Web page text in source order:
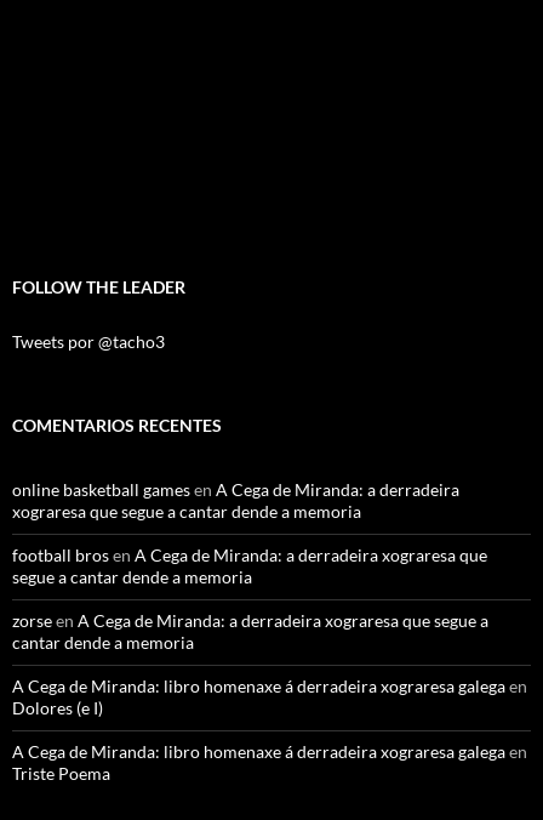
FOLLOW THE LEADER
Tweets por @tacho3
COMENTARIOS RECENTES
online basketball gamesen A Cega de Miranda: a derradeira
xograresa que segue a cantar dende a memoria
football brosen A Cega de Miranda: a derradeira xograresa que
segue a cantar dende a memoria
zorseen A Cega de Miranda: a derradeira xograresa que segue a
cantar dende a memoria
A Cega de Miranda: libro homenaxe á derradeira xograresa galegaen
Dolores (e I)
A Cega de Miranda: libro homenaxe á derradeira xograresa galegaen
Triste Poema